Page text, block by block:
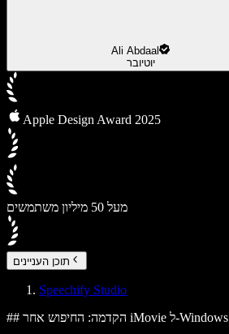
Ali Abdaal
יוטיובר
Apple Design Award 2025
מעל 50 מיליון משתמשים
תוכן העניינים
Speechify Studio
## הקדמה: החיפוש אחר iMovie ל-Windows